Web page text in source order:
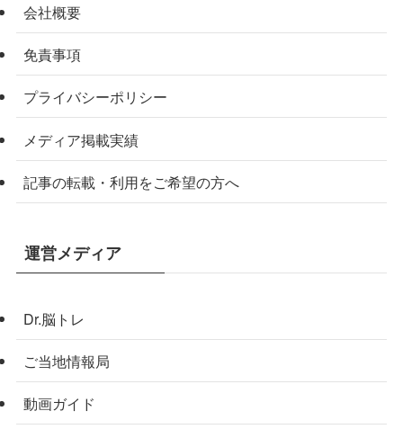
会社概要
免責事項
プライバシーポリシー
メディア掲載実績
記事の転載・利用をご希望の方へ
運営メディア
Dr.脳トレ
ご当地情報局
動画ガイド